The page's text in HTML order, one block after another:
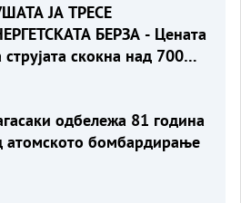
ЈА ТРЕСЕ
БЕРЗА - Цената
струјата скокна над 700
одбележа 81 година
атомското бомбардирање